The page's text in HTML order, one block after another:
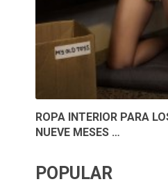
ROPA INTERIOR PARA
NUEVE MESES …
POPULAR